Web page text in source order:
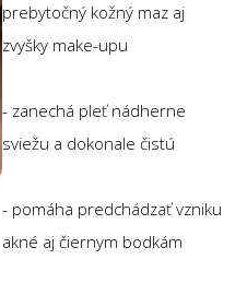
prebytočný kožný maz aj
zvyšky make-upu
- zanechá pleť nádherne
sviežu a dokonale čistú
- pomáha predchádzať vzniku
akné aj čiernym bodkám